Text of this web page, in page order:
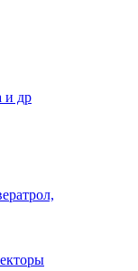
и др